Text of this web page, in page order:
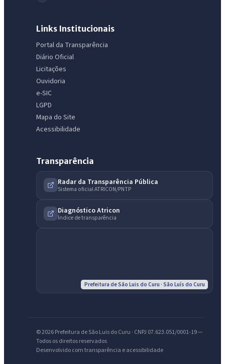
Links Institucionais
Portal da Transparência
Diário Oficial
Licitações
Ouvidoria
e-SIC
LGPD
Mapa do Site
Acessibilidade
Transparência
Radar da Transparência Pública
Sistema oficial ATRICON/PNTP
Diagnóstico Atricon
Índice de transparência
Prefeitura de São Luis do Curu · São Luís do Curu
© 2026 Prefeitura de São Luis do Curu · CNPJ 07.623.051/0001-19 —
Todos os direitos reservados
Desenvolvido com transparência e acessibilidade
IntGest AI
Assistente do Portal